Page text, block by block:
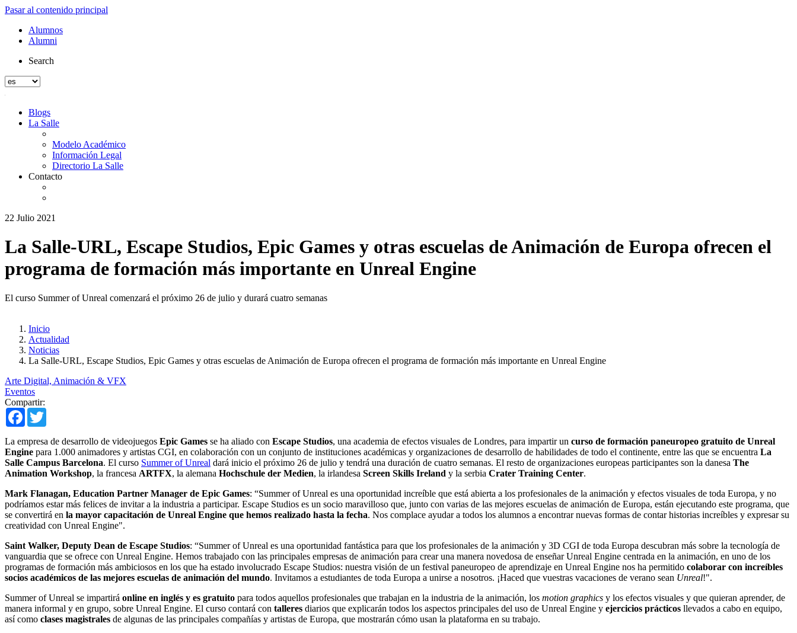
Pasar al contenido principal
Alumnos
Alumni
Search
Blogs
La Salle
Modelo Académico
Información Legal
Directorio La Salle
Contacto
22 Julio 2021
La Salle-URL, Escape Studios, Epic Games y otras escuelas de Animación de Europa ofrecen el
programa de formación más importante en Unreal Engine
El curso Summer of Unreal comenzará el próximo 26 de julio y durará cuatro semanas
Inicio
Actualidad
Noticias
La Salle-URL, Escape Studios, Epic Games y otras escuelas de Animación de Europa ofrecen el programa de formación más importante en Unreal Engine
Arte Digital, Animación & VFX
Eventos
Compartir:
Facebook
La empresa de desarrollo de videojuegos Epic Games se ha aliado con Escape Studios, una academia de efectos visuales de Londres, para impartir un curso de formación paneuropeo gratuito de Unreal
Engine para 1.000 animadores y artistas CGI, en colaboración con un conjunto de instituciones académicas y organizaciones de desarrollo de habilidades de todo el continente, entre las que se encuentra La
Salle Campus Barcelona. El curso Summer of Unreal dará inicio el próximo 26 de julio y tendrá una duración de cuatro semanas. El resto de organizaciones europeas participantes son la danesa The
Animation Workshop, la francesa ARTFX, la alemana Hochschule der Medien, la irlandesa Screen Skills Ireland y la serbia Crater Training Center.
Mark Flanagan, Education Partner Manager de Epic Games: “Summer of Unreal es una oportunidad increíble que está abierta a los profesionales de la animación y efectos visuales de toda Europa, y no
podríamos estar más felices de invitar a la industria a participar. Escape Studios es un socio maravilloso que, junto con varias de las mejores escuelas de animación de Europa, están ejecutando este programa, que
se convertirá en la mayor capacitación de Unreal Engine que hemos realizado hasta la fecha. Nos complace ayudar a todos los alumnos a encontrar nuevas formas de contar historias increíbles y expresar su
creatividad con Unreal Engine".
Saint Walker, Deputy Dean de Escape Studios: “Summer of Unreal es una oportunidad fantástica para que los profesionales de la animación y 3D CGI de toda Europa descubran más sobre la tecnología de
vanguardia que se ofrece con Unreal Engine. Hemos trabajado con las principales empresas de animación para crear una manera novedosa de enseñar Unreal Engine centrada en la animación, en uno de los
programas de formación más ambiciosos en los que ha estado involucrado Escape Studios: nuestra visión de un festival paneuropeo de aprendizaje en Unreal Engine nos ha permitido colaborar con increíbles
socios académicos de las mejores escuelas de animación del mundo. Invitamos a estudiantes de toda Europa a unirse a nosotros. ¡Haced que vuestras vacaciones de verano sean Unreal!".
Summer of Unreal se impartirá online en inglés y es gratuito para todos aquellos profesionales que trabajan en la industria de la animación, los motion graphics y los efectos visuales y que quieran aprender, de
manera informal y en grupo, sobre Unreal Engine. El curso contará con talleres diarios que explicarán todos los aspectos principales del uso de Unreal Engine y ejercicios prácticos llevados a cabo en equipo,
así como clases magistrales de algunas de las principales compañías y artistas de Europa, que mostrarán cómo usan la plataforma en su trabajo.